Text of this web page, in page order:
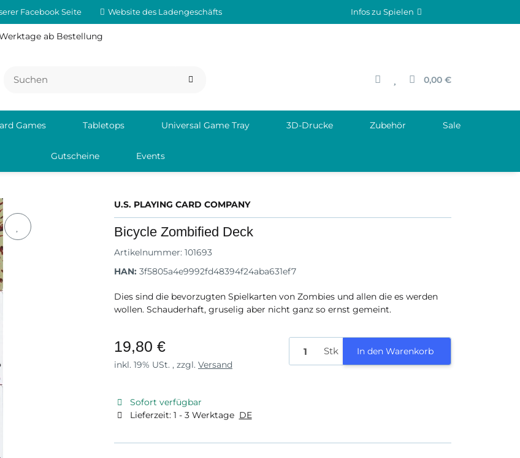
Facebook Seite Website des Ladengeschäfts Infos zu Spielen
ab Bestellung
0,00 €
Games Tabletops Universal Game Tray 3D-Drucke Zubehör Sale
Gutscheine Events
U.S. PLAYING CARD COMPANY
Bicycle Zombified Deck
Artikelnummer: 101693
HAN: 3f5805a4e9992fd48394f24aba631ef7
Dies sind die bevorzugten Spielkarten von Zombies und allen die es werden
wollen. Schauderhaft, gruselig aber nicht ganz so ernst gemeint.
19,80 €
inkl. 19% USt. , zzgl. Versand
Sofort verfügbar
Lieferzeit: 1 - 3 Werktage DE
Stk In den Warenkorb